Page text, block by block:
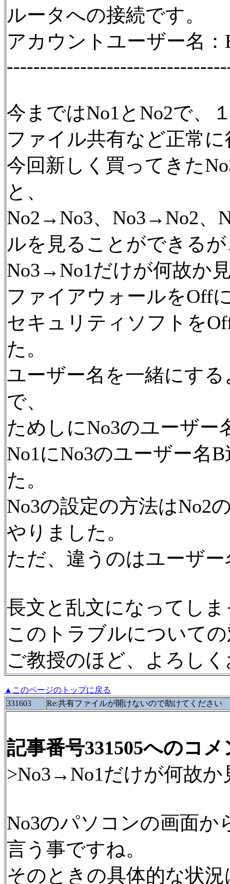
ルータへの接続です。
アカウントユーザー名
今まではNo1とNo2で、
ファイル共有など正常
今回新しく買ってきた
と、
No2→No3、No3→No2、
ルを見ることができる
No3→No1だけが何故か
ファイアウォールをOff
セキュリティソフトを
た。
ユーザー名を一緒にす
で、
ためしにNo3のユーザ
No1にNo3のユーザー名
た。
No3の設定の方法はNo2
やりました。
ただ、違うのはユーザ
長文と乱文になってし
このトラブルについて
ご教授のほど、よろし
▲このページのトップに戻る
331603
Re:共有ファイルが開けないので助けてください
記事番号331505へのコメ
>No3→No1だけが何故
No3のパソコンの画面か
言う事ですね。
そのときの具体的な状